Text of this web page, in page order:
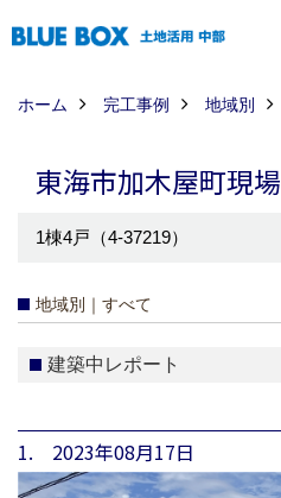
ホーム 完工事例 地域別
東海市加木屋町現場
1棟4戸（4-37219）
地域別｜すべて
建築中レポート
1. 2023年08月17日